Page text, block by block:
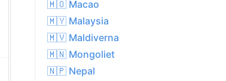
Lätt regnskur
28.3°C
🇲🇴 Macao
🇲🇾 Malaysia
🇲🇻 Maldiverna
🇲🇳 Mongoliet
🇳🇵 Nepal